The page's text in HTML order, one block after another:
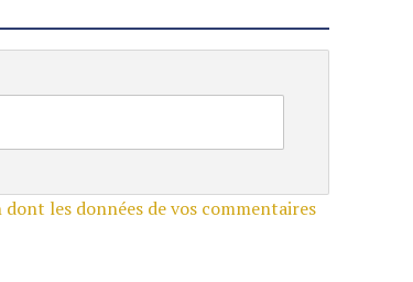
les données de vos commentaires